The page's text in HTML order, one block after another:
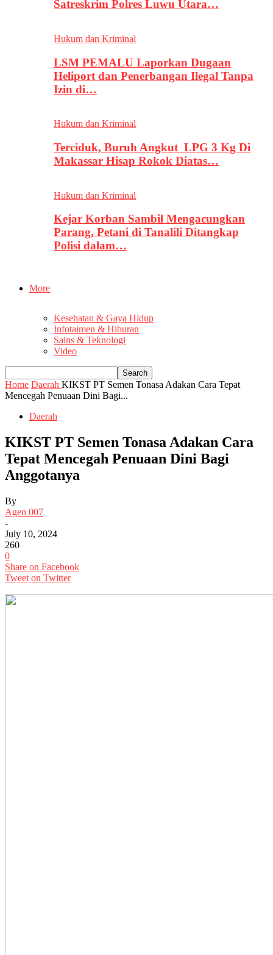
Satreskrim Polres Luwu Utara…
Hukum dan Kriminal
LSM PEMALU Laporkan Dugaan
Heliport dan Penerbangan Ilegal Tanpa
Izin di…
Hukum dan Kriminal
Terciduk, Buruh Angkut LPG 3 Kg Di
Makassar Hisap Rokok Diatas…
Hukum dan Kriminal
Kejar Korban Sambil Mengacungkan
Parang, Petani di Tanalili Ditangkap
Polisi dalam…
More
Kesehatan & Gaya Hidup
Infotaimen & Hiburan
Sains & Teknologi
Video
Home Daerah KIKST PT Semen Tonasa Adakan Cara Tepat
Mencegah Penuaan Dini Bagi...
Daerah
KIKST PT Semen Tonasa Adakan Cara
Tepat Mencegah Penuaan Dini Bagi
Anggotanya
By
Agen 007
-
July 10, 2024
260
0
Share on Facebook
Tweet on Twitter